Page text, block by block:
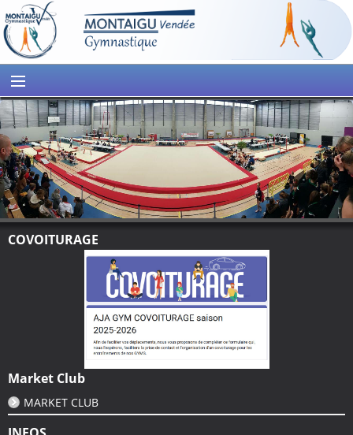
COVOITURAGE
Market Club
MARKET CLUB